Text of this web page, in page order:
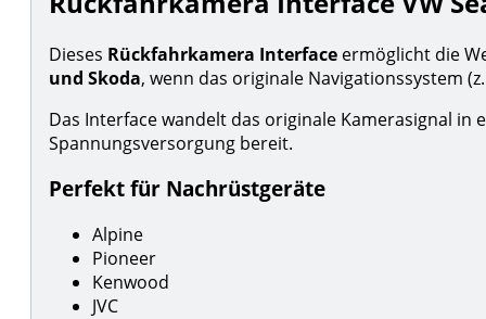
Dieses Rückfahrkamera Interface ermöglicht die
und Skoda, wenn das originale Navigationssystem
Das Interface wandelt das originale Kamerasignal in
Spannungsversorgung bereit.
Perfekt für Nachrüstgeräte
Alpine
Pioneer
Kenwood
JVC